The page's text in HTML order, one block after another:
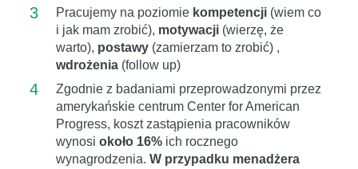
3 Pracujemy na poziomie kompetencji (wiem co
i jak mam zrobić), motywacji (wierzę, że
warto), postawy (zamierzam to zrobić) ,
wdrożenia (follow up)
4
Zgodnie z badaniami przeprowadzonymi przez
amerykańskie centrum Center for American
Progress, koszt zastąpienia pracowników
wynosi około 16% ich rocznego
wynagrodzenia. W przypadku menadżera